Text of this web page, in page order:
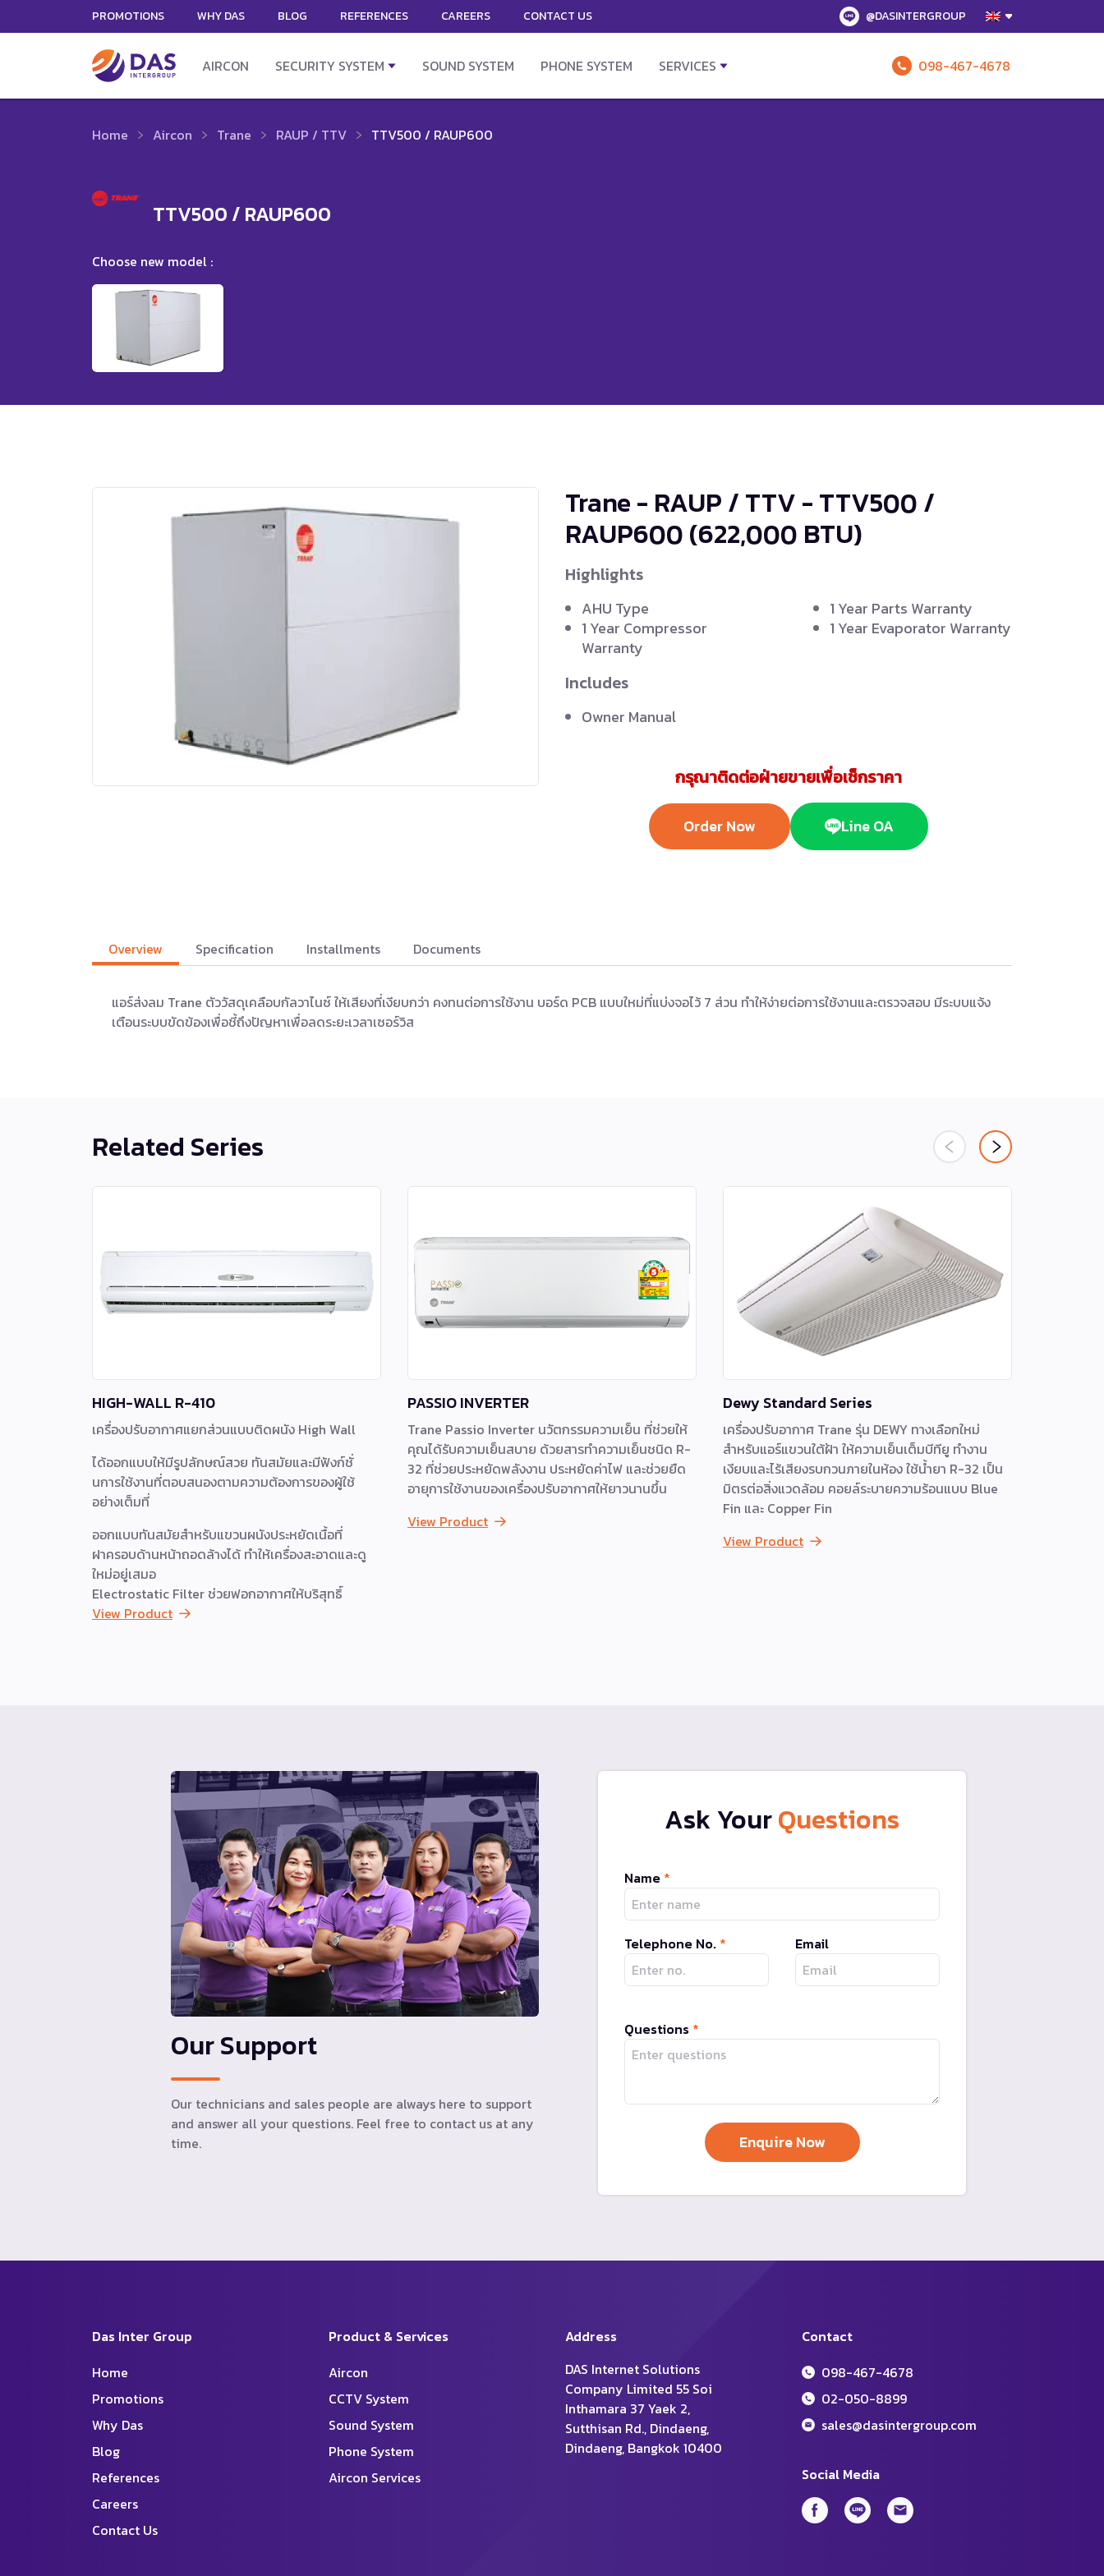
PROMOTIONS WHY DAS BLOG REFERENCES CAREERS CONTACT US @DASINTERGROUP
AIRCON SECURITY SYSTEM SOUND SYSTEM PHONE SYSTEM SERVICES 098-467-4678
Home Aircon Trane RAUP / TTV TTV500 / RAUP600
TTV500 / RAUP600
Choose new model :
Trane - RAUP / TTV - TTV500 /
RAUP600(622,000 BTU)
Highlights
AHU Type
1 Year Compressor
Warranty
1 Year Parts Warranty
1 Year Evaporator Warranty
Includes
Owner Manual
กรุณาติดต่อฝ่ายขายเพื่อเช็กราคา
Order Now Line OA
Overview Specification Installments Documents
แอร์ส่งลม Trane ตัววัสดุเคลือบกัลวาไนซ์ ให้เสียงที่เงียบกว่า คงทนต่อการใช้งาน บอร์ด PCB แบบใหม่ที่แบ่งจอไว้ 7 ส่วน ทำให้ง่ายต่อการใช้งานและตรวจสอบ มีระบบแจ้ง
เตือนระบบขัดข้องเพื่อชี้ถึงปัญหาเพื่อลดระยะเวลาเซอร์วิส
Related Series
HIGH-WALL R-410
เครื่องปรับอากาศแยกส่วนแบบติดผนัง High Wall
ได้ออกแบบให้มีรูปลักษณ์สวย ทันสมัยและมีฟังก์ชั่
นการใช้งานที่ตอบสนองตามความต้องการของผู้ใช้
อย่างเต็มที่
ออกแบบทันสมัยสำหรับแขวนผนังประหยัดเนื้อที่
ฝาครอบด้านหน้าถอดล้างได้ ทำให้เครื่องสะอาดและดู
ใหม่อยู่เสมอ
Electrostatic Filter ช่วยฟอกอากาศให้บริสุทธิ์
View Product
PASSIO INVERTER
Trane Passio Inverter นวัตกรรมความเย็น ที่ช่วยให้
คุณได้รับความเย็นสบาย ด้วยสารทำความเย็นชนิด R-
32 ที่ช่วยประหยัดพลังงาน ประหยัดค่าไฟ และช่วยยืด
อายุการใช้งานของเครื่องปรับอากาศให้ยาวนานขึ้น
View Product
Dewy Standard Series
เครื่องปรับอากาศ Trane รุ่น DEWY ทางเลือกใหม่
สำหรับแอร์แขวนใต้ฝ้า ให้ความเย็นเต็มบีทียู ทำงาน
เงียบและไร้เสียงรบกวนภายในห้อง ใช้น้ำยา R-32 เป็น
มิตรต่อสิ่งแวดล้อม คอยล์ระบายความร้อนแบบ Blue
Fin และ Copper Fin
View Product
Ask YourQuestions
Name *
Telephone No. * Email
Questions *
Our Support
Our technicians and sales people are always here to support
and answer all your questions. Feel free to contact us at any
time.
Das Inter Group
Home
Promotions
Why Das
Blog
References
Careers
Contact Us
Product & Services
Aircon
CCTV System
Sound System
Phone System
Aircon Services
Social Media
Contact
098-467-4678
02-050-8899
sales@dasintergroup.com
Address
DAS Internet Solutions
Company Limited 55 Soi
Inthamara 37 Yaek 2,
Sutthisan Rd., Dindaeng,
Dindaeng, Bangkok 10400